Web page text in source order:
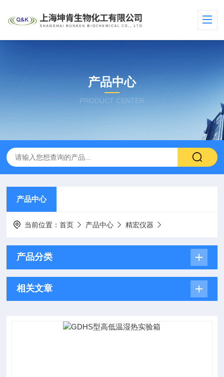
产品中心
PRODUCT CENTER
产品中心
当前位置：首页 产品中心 精宏仪器
产品分类
相关文章